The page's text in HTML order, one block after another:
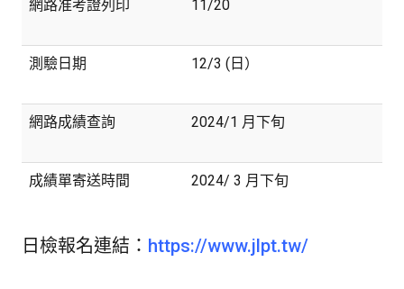
網路准考證列印 11/20
測驗日期 12/3 (日）
網路成績查詢 2024/1 月下旬
成績單寄送時間 2024/ 3 月下旬
日檢報名連結： https://www.jlpt.tw/